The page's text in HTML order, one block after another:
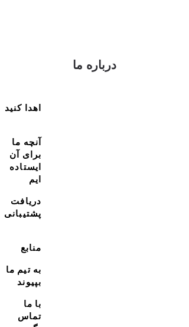
درباره ما
اهدا کنید
آنچه ما
برای آن
ایستاده
ایم
دریافت
پشتیبانی
منابع
به تیم ما
بپیوند
با ما
تماس